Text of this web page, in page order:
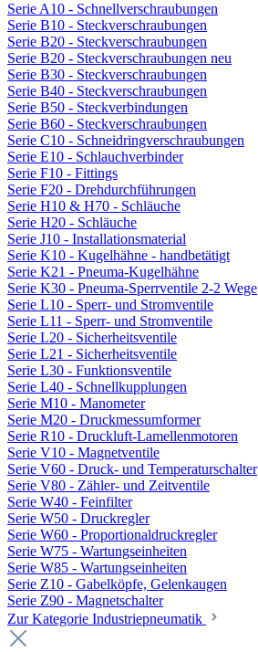
Serie A10 - Schnellverschraubungen
Serie B10 - Steckverschraubungen
Serie B20 - Steckverschraubungen
Serie B20 - Steckverschraubungen neu
Serie B30 - Steckverschraubungen
Serie B40 - Steckverschraubungen
Serie B50 - Steckverbindungen
Serie B60 - Steckverschraubungen
Serie C10 - Schneidringverschraubungen
Serie E10 - Schlauchverbinder
Serie F10 - Fittings
Serie F20 - Drehdurchführungen
Serie H10 & H70 - Schläuche
Serie H20 - Schläuche
Serie J10 - Installationsmaterial
Serie K10 - Kugelhähne - handbetätigt
Serie K21 - Pneuma-Kugelhähne
Serie K30 - Pneuma-Sperrventile 2-2 Wege
Serie L10 - Sperr- und Stromventile
Serie L11 - Sperr- und Stromventile
Serie L20 - Sicherheitsventile
Serie L21 - Sicherheitsventile
Serie L30 - Funktionsventile
Serie L40 - Schnellkupplungen
Serie M10 - Manometer
Serie M20 - Druckmessumformer
Serie R10 - Druckluft-Lamellenmotoren
Serie V10 - Magnetventile
Serie V60 - Druck- und Temperaturschalter
Serie V80 - Zähler- und Zeitventile
Serie W40 - Feinfilter
Serie W50 - Druckregler
Serie W60 - Proportionaldruckregler
Serie W75 - Wartungseinheiten
Serie W85 - Wartungseinheiten
Serie Z10 - Gabelköpfe, Gelenkaugen
Serie Z90 - Magnetschalter
Zur Kategorie Industriepneumatik